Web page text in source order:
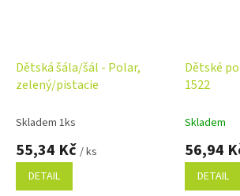
Dětská šála/šál - Polar,
zelený/pistacie
Skladem 1ks
55,34 Kč / ks
DETAIL
Dětské
1522
Skladem
56,94
DETAIL